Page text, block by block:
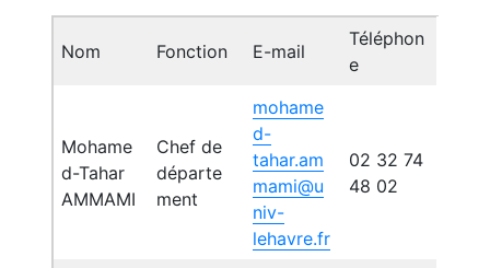
Nom Fonction E-mail
Téléphon
e
Mohame
d-Tahar
AMMAMI
Chef de
départe
ment
mohame
d-
tahar.am
mami@u
niv-
lehavre.fr
02 32 74
48 02